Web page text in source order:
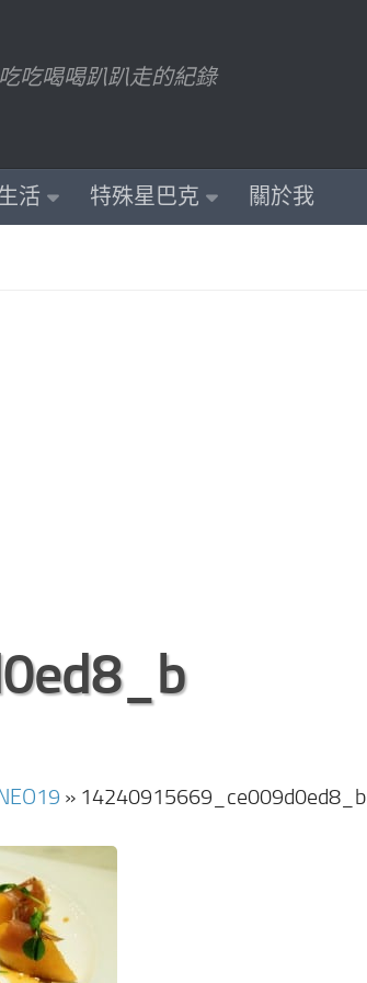
吃吃喝喝趴趴走的紀錄
活 特殊星巴克 關於我
» 14240915669_ce009d0ed8_b